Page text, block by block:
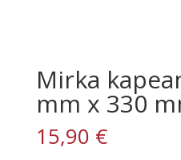
Mirka
mm x 330
15,90 €